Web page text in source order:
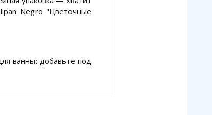
Negro "Цветочные
ванны: добавьте под